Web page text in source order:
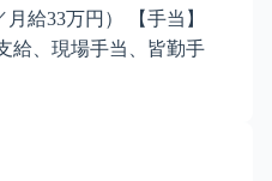
給33万円） 【手当】
給、現場手当、皆勤手